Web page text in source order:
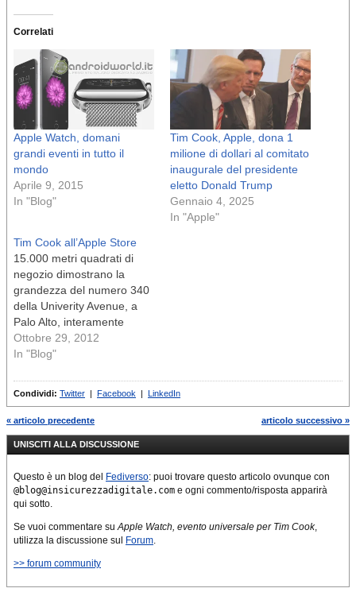
Correlati
Apple Watch, domani
grandi eventi in tutto il
mondo
Aprile 9, 2015
In "Blog"
Tim Cook, Apple, dona 1
milione di dollari al comitato
inaugurale del presidente
eletto Donald Trump
Gennaio 4, 2025
In "Apple"
Tim Cook all’Apple Store
15.000 metri quadrati di
negozio dimostrano la
grandezza del numero 340
della Univerity Avenue, a
Palo Alto, interamente
ricorperto di
Ottobre 29, 2012
In "Blog"
Condividi: Twitter | Facebook | LinkedIn
« articolo precedente articolo successivo »
UNISCITI ALLA DISCUSSIONE
Questo è un blog del Fediverso: puoi trovare questo articolo ovunque con
@blog@insicurezzadigitale.com e ogni commento/risposta apparirà
qui sotto.
Se vuoi commentare suApple Watch, evento universale per Tim Cook,
utilizza la discussione sul
Forum.
>> forum community